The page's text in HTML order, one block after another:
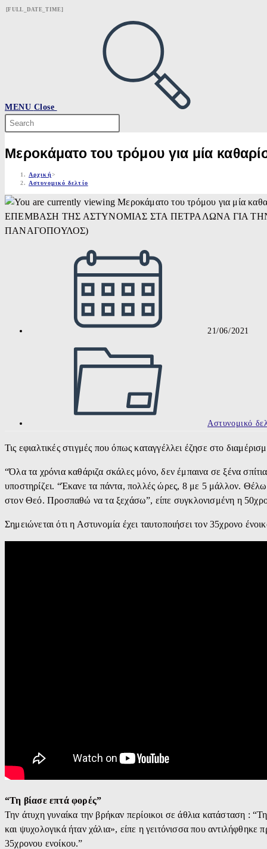
Skip
[FULL_DATE_TIME]
MENU Close
Search
this
website
Μεροκάματο του τρόμου για μία
Αρχική>
Αστυνομικό δελτίο
ΕΠΕΜΒΑΣΗ ΤΗΣ ΑΣΤΥΝΟΜΙΑΣ ΣΤΑ ΠΕΤΡΑΛΩΝΑ ΓΙΑ ΤΗΝ
ΠΑΝΑΓΟΠΟΥΛΟΣ)
21/06/2021
Αστυνομικό
Τις εφιαλτικές στιγμές που όπως καταγγέλλει έζησε στο
“Όλα τα χρόνια καθάριζα σκάλες μόνο, δεν έμπαινα σε ξένα
υποστηρίζει. “Έκανε τα πάντα, πολλές ώρες, 8 με 5 μάλλον.
στον Θεό. Προσπαθώ να τα ξεχάσω”, είπε συγκλονισμένη η
Σημειώνεται ότι η Αστυνομία έχει ταυτοποιήσει τον 35χρονο
“Τη βίασε επτά φορές”
Την άτυχη γυναίκα την βρήκαν περίοικοι σε άθλια κατάσταση :
και ψυχολογικά ήταν χάλια», είπε η γειτόνισσα που
35χρονου ενοίκου.”